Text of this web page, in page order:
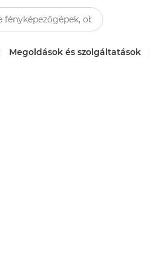
Megoldások és szolgáltatások